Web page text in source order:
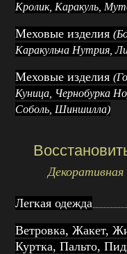
Кролик, Каракуль,
Меховые изделия
Каракульча Нутрия,
Меховые изделия
Куница, Чернобурка
Соболь, Шиншилла)
Легкая одежда
Ветровка, Жакет,
Куртка, Пальто,